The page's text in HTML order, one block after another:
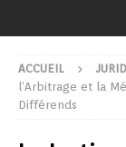
ACCUEIL
l’Arbitrage et la
Différends